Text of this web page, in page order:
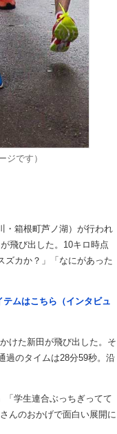
ジです）
・箱根町芦ノ湖）が行われ
飛び出した。10キロ時点
ズカか？」「なにがあった
ムはこちら（インタビュ
けた新田が飛び出した。そ
過のタイムは28分59秒。沿
学生連合ぶっちぎってて
んのおかげで面白い展開に